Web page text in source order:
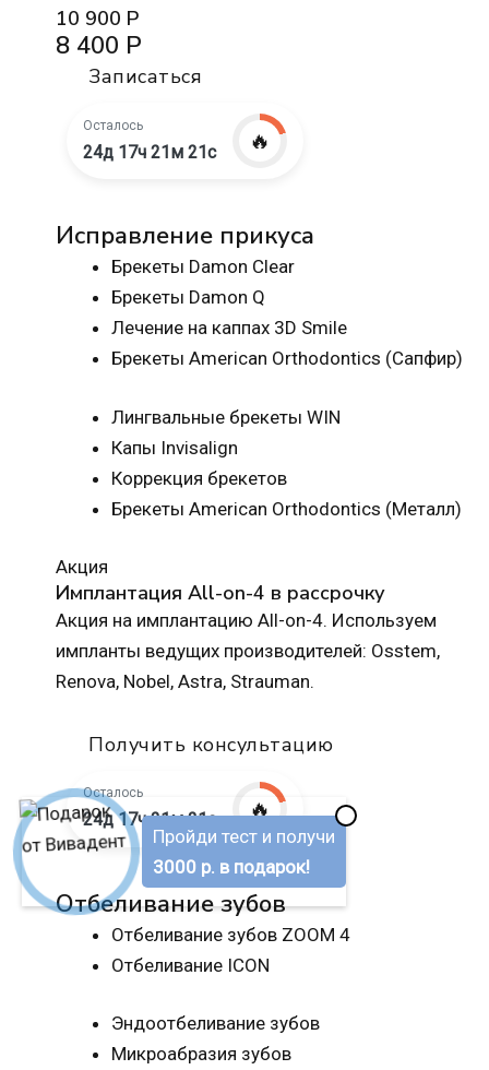
10 900 Р
8 400 Р
Записаться
Осталось
24д 17ч 21м 20с 🔥
Исправление прикуса
Брекеты Damon Clear
Брекеты Damon Q
Лечение на каппах 3D Smile
Брекеты American Orthodontics (Сапфир)
Лингвальные брекеты WIN
Капы Invisalign
Коррекция брекетов
Брекеты American Orthodontics (Металл)
Акция
Имплантация All-on-4 в рассрочку
Акция на имплантацию All-on-4. Используем
импланты ведущих производителей: Osstem,
Renova, Nobel, Astra, Strauman.
Получить консультацию
Осталось
24д 17ч 21м 20с 🔥
Отбеливание зубов
Отбеливание зубов ZOOM 4
Отбеливание ICON
Эндоотбеливание зубов
Микроабразия зубов
Пройди тест и получи
3000 р. в подарок!